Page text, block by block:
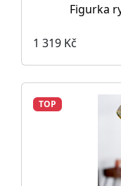
Figurka
1 319 Kč
TOP